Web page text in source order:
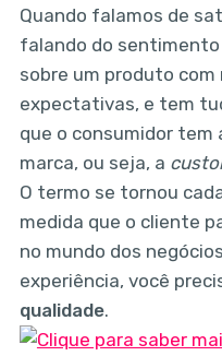
Quando falamos de
falando do
sobre um produto com
expectativas, e tem
que o consumidor tem
marca, ou seja, a
O termo se tornou
medida que o cliente
no mundo dos
experiência, você
qualidade.